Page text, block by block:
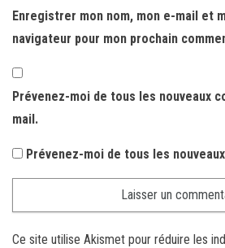
Enregistrer mon nom, mon e-mail et
navigateur pour mon prochain
Prévenez-moi de tous les nouveaux
mail.
Prévenez-moi de tous les
Ce site utilise Akismet pour réduire les